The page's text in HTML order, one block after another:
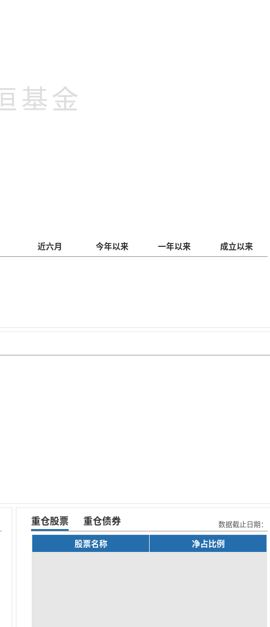
近六月 今年以来 一年以来
成立以来
重仓股票 重仓债券 数据截止日期：
股票名称 净占比例